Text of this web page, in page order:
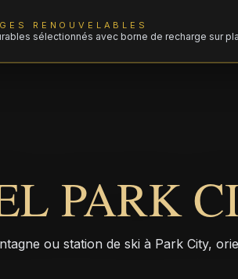
RENOUVELABLES
sélectionnés avec borne de recharge sur
PARK
ou station de ski à Park City,